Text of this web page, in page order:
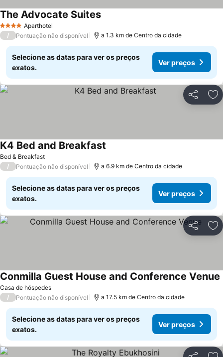
4 EstrelasAparthotel
The Advocate Suites
/ Pontuação não disponível a 1.3 km de Centro da cidade
Selecione as datas para ver os preços
exatos.
Ver preços
Partilhar
Bed & Breakfast
K4 Bed and Breakfast
/ Pontuação não disponível a 6.9 km de Centro da cidade
Selecione as datas para ver os preços
exatos.
Ver preços
Partilhar
Casa de hóspedes
Conmilla Guest House and Conference Venue
/ Pontuação não disponível a 17.5 km de Centro da cidade
Selecione as datas para ver os preços
exatos.
Ver preços